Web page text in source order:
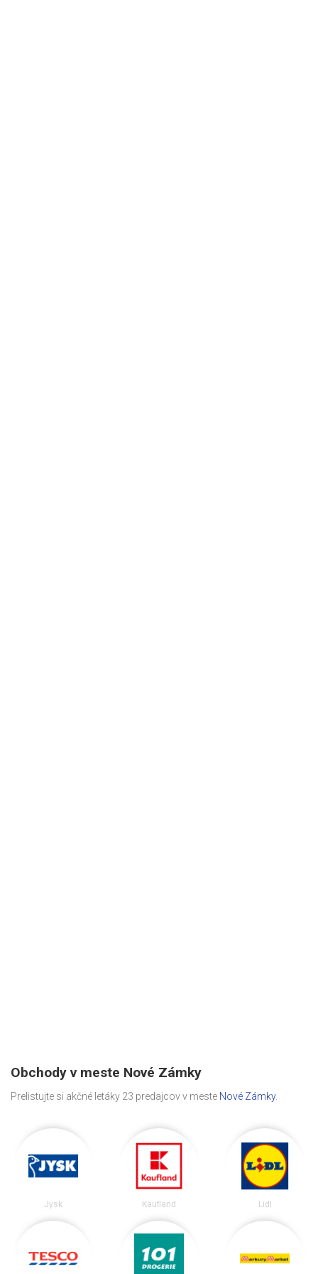
Obchody v meste Nové Zámky
Prelistujte si akčné letáky 23 predajcov v meste Nové Zámky.
Jysk Kaufland Lidl